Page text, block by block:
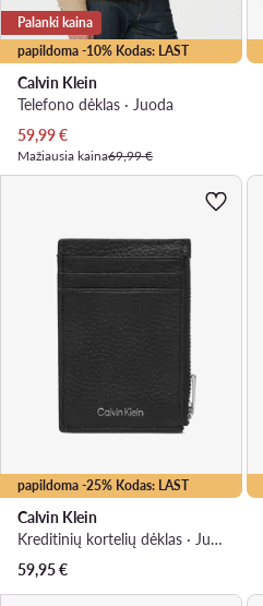
papildoma -10% Kodas: LAST
Palanki kaina
Calvin Klein
Telefono dėklas · Juoda
Dabartinė kaina
59,99€
Mažiausia kaina69,99 €
papildoma -25% Kodas: LAST
Calvin Klein
Kreditinių kortelių dėklas · Juoda
59,95€